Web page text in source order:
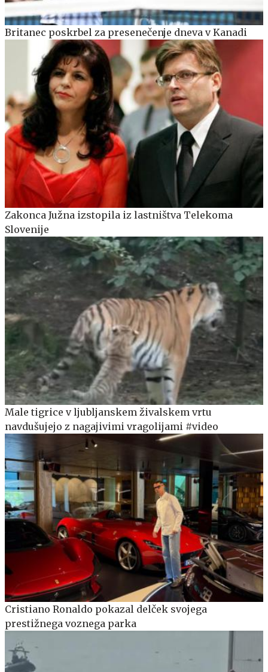
Britanec poskrbel za presenečenje dneva v Kanadi
Zakonca Južna izstopila iz lastništva Telekoma
Slovenije
Male tigrice v ljubljanskem živalskem vrtu
navdušujejo z nagajivimi vragolijami #video
Cristiano Ronaldo pokazal delček svojega
prestižnega voznega parka